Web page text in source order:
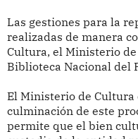
Las gestiones para la
realizadas de manera
Cultura, el Ministerio
Biblioteca Nacional del
El Ministerio de Cultura
culminación de este
permite que el bien